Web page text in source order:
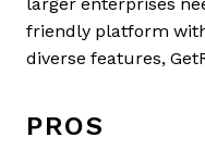
friendly platform
diverse features,
PROS